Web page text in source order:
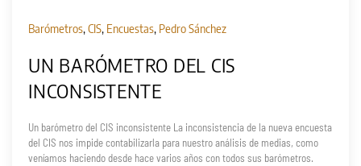
Barómetros,CIS, Encuestas, Pedro Sánchez
UN BARÓMETRO DEL CIS
INCONSISTENTE
Un barómetro del CIS inconsistente La inconsistencia de la nueva encuesta
del CIS nos impide contabilizarla para nuestro análisis de medias, como
veníamos haciendo desde hace varios años con todos sus barómetros.